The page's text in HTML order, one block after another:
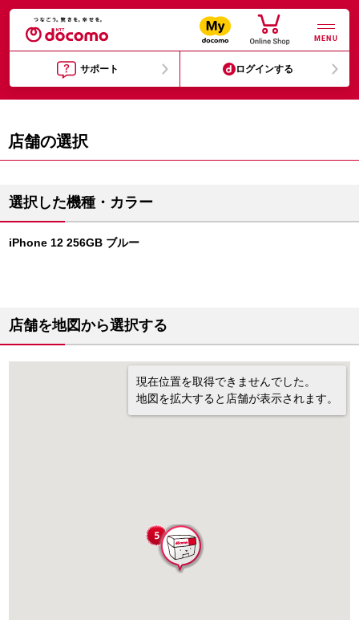
MENU
サポート ログインする
店舗の選択
選択した機種・カラー
iPhone 12 256GB ブルー
店舗を地図から選択する
現在位置を取得できませんでした。
地図を拡大すると店舗が表示されます。